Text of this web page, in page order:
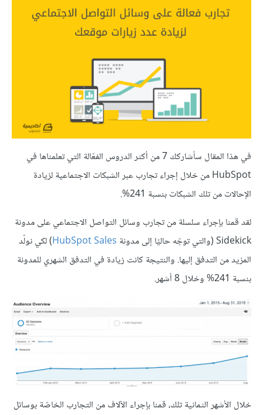
في هذا المقال سأشاركك 7 من أكثر الدروس الفعّالة التي تعلمناها في
HubSpot من خلال إجراء تجارب عبر الشبكات الاجتماعية لزيادة
الإحالات من تلك الشبكات بنسبة 241%.
لقد قمنا بإجراء سلسلة من تجارب وسائل التواصل الاجتماعي على مدونة
Sidekick (والتي توجّه حاليًا إلى مدونة
HubSpot Sales) لكي نولّد
المزيد من التدفق إليها. والنتيجة كانت زيادة في التدفق الشهري للمدونة
بنسبة 241% وخلال 8 أشهر.
خلال الأشهر الثمانية تلك، قمنا بإجراء الآلاف من التجارب الخاصّة بوسائل